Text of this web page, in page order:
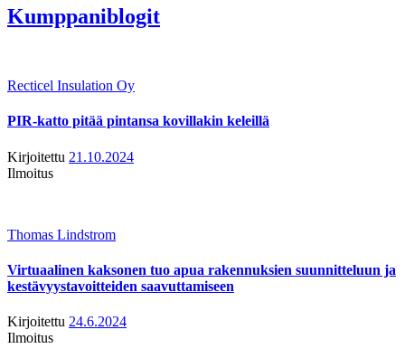
Kumppaniblogit
Recticel Insulation Oy
PIR-katto pitää pintansa kovillakin keleillä
Kirjoitettu 21.10.2024
Ilmoitus
Thomas Lindstrom
Virtuaalinen kaksonen tuo apua rakennuksien suunnitteluun ja
kestävyystavoitteiden saavuttamiseen
Kirjoitettu 24.6.2024
Ilmoitus